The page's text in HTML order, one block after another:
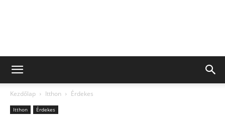
Kezdőlap Itthon Érdekes
Itthon Érdekes